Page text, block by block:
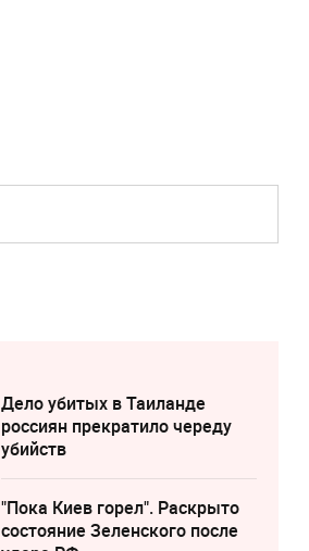
Дело убитых в Таиланде
россиян прекратило череду
убийств
"Пока Киев горел". Раскрыто
состояние Зеленского после